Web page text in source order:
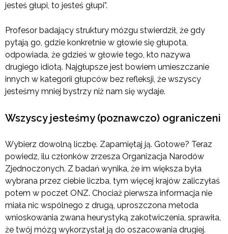
jesteś głupi, to jesteś głupi”.
Profesor badający struktury mózgu stwierdził, że gdy
pytają go, gdzie konkretnie w głowie się głupota,
odpowiada, że gdzieś w głowie tego, kto nazywa
drugiego idiotą. Najgłupsze jest bowiem umieszczanie
innych w kategorii głupców bez refleksji, że wszyscy
jesteśmy mniej bystrzy niż nam się wydaje.
Wszyscy jesteśmy (poznawczo) ograniczeni
Wybierz dowolną liczbę. Zapamiętaj ją. Gotowe? Teraz
powiedz, ilu członków zrzesza Organizacja Narodów
Zjednoczonych. Z badań wynika, że im większa była
wybrana przez ciebie liczba, tym więcej krajów zaliczyłaś
potem w poczet ONZ. Chociaż pierwsza informacja nie
miała nic wspólnego z drugą, uproszczona metoda
wnioskowania zwana heurystyką zakotwiczenia, sprawiła,
że twój mózg wykorzystał ją do oszacowania drugiej.